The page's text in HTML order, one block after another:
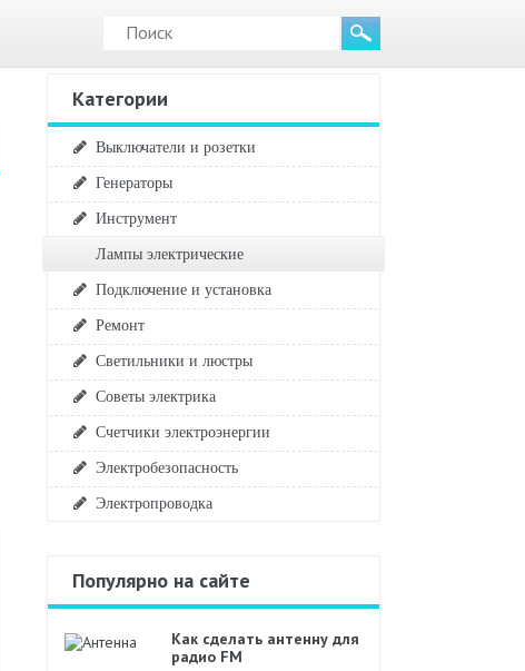
Категории
Выключатели и розетки
Генераторы
Инструмент
Лампы электрические
Подключение и установка
Ремонт
Светильники и люстры
Советы электрика
Счетчики электроэнергии
Электробезопасность
Электропроводка
Популярно на сайте
Как сделать антенну для
радио FM